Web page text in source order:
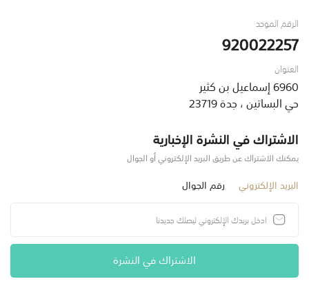
الرقم الموحد
920022257
العنوان
6960 إسماعيل بن كثير
حي البساتين ، جدة 23719
الاشتراك في النشرة الإخبارية
يمكنك الاشتراك عن طريق البريد الإلكتروني أو الجوال
البريد الإلكتروني رقم الجوال
الاشتراك في النشرة